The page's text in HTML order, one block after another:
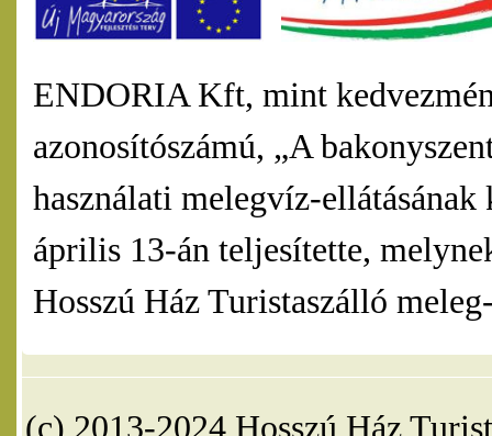
ENDORIA Kft, mint
azonosítószámú, „A
használati melegvíz-
április 13-án teljesítette,
Hosszú Ház Turistaszálló
(c) 2013-2024 Hosszú Ház